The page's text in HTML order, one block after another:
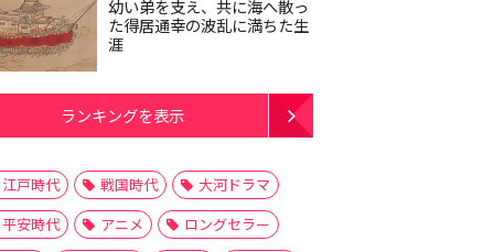
幼い弟を支え、共に海へ散っ
た得居通幸の波乱に満ちた生
涯
ランキングを表示
江戸時代 戦国時代
大河ドラマ
平安時代
アニメ
ロングセラー